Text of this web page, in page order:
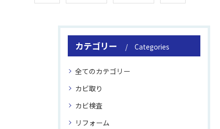
カテゴリー Categories
全てのカテゴリー
カビ取り
カビ検査
リフォーム